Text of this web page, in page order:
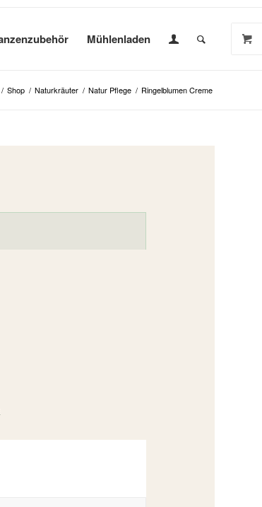
Mühlenladen
/ Shop / Naturkräuter / Natur Pflege / Ringelblumen Creme